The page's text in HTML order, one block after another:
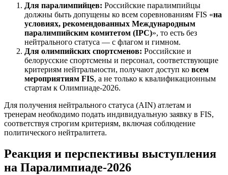
Для паралимпийцев: Российские паралимпийцы
должны быть допущены ко всем соревнованиям FIS «на
условиях, рекомендованных Международным
паралимпийским комитетом (IPC)», то есть без
нейтрального статуса — с флагом и гимном.
Для олимпийских спортсменов: Российские и
белорусские спортсмены и персонал, соответствующие
критериям нейтральности, получают доступ ко всем
мероприятиям FIS, а не только к квалификационным
стартам к Олимпиаде-2026.
Для получения нейтрального статуса (AIN) атлетам и
тренерам необходимо подать индивидуальную заявку в FIS,
соответствуя строгим критериям, включая соблюдение
политического нейтралитета.
Реакция и перспективы выступления
на Паралимпиаде-2026